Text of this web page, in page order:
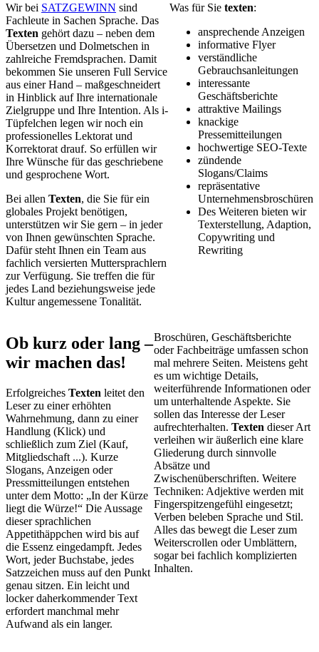
Wir bei SATZGEWINN sind
Fachleute in Sachen Sprache. Das
Texten gehört dazu – neben dem
Übersetzen und Dolmetschen in
zahlreiche Fremdsprachen. Damit
bekommen Sie unseren Full Service
aus einer Hand – maßgeschneidert
in Hinblick auf Ihre internationale
Zielgruppe und Ihre Intention. Als i-
Tüpfelchen legen wir noch ein
professionelles Lektorat und
Korrektorat drauf. So erfüllen wir
Ihre Wünsche für das geschriebene
und gesprochene Wort.
Bei allen Texten, die Sie für ein
globales Projekt benötigen,
unterstützen wir Sie gern – in jeder
von Ihnen gewünschten Sprache.
Dafür steht Ihnen ein Team aus
fachlich versierten Muttersprachlern
zur Verfügung. Sie treffen die für
jedes Land beziehungsweise jede
Kultur angemessene Tonalität.
Was für Sie texten:
ansprechende Anzeigen
informative Flyer
verständliche
Gebrauchsanleitungen
interessante
Geschäftsberichte
attraktive Mailings
knackige
Pressemitteilungen
hochwertige SEO-Texte
zündende
Slogans/Claims
repräsentative
Unternehmensbroschüren
Des Weiteren bieten wir
Texterstellung, Adaption,
Copywriting und
Rewriting
Ob kurz oder lang –
wir machen das!
Erfolgreiches Texten leitet den
Leser zu einer erhöhten
Wahrnehmung, dann zu einer
Handlung (Klick) und
schließlich zum Ziel (Kauf,
Mitgliedschaft ...). Kurze
Slogans, Anzeigen oder
Pressmitteilungen entstehen
unter dem Motto: „In der Kürze
liegt die Würze!“ Die Aussage
dieser sprachlichen
Appetithäppchen wird bis auf
die Essenz eingedampft. Jedes
Wort, jeder Buchstabe, jedes
Satzzeichen muss auf den Punkt
genau sitzen. Ein leicht und
locker daherkommender Text
erfordert manchmal mehr
Aufwand als ein langer.
Broschüren, Geschäftsberichte
oder Fachbeiträge umfassen schon
mal mehrere Seiten. Meistens geht
es um wichtige Details,
weiterführende Informationen oder
um unterhaltende Aspekte. Sie
sollen das Interesse der Leser
aufrechterhalten. Texten dieser Art
verleihen wir äußerlich eine klare
Gliederung durch sinnvolle
Absätze und
Zwischenüberschriften. Weitere
Techniken: Adjektive werden mit
Fingerspitzengefühl eingesetzt;
Verben beleben Sprache und Stil.
Alles das bewegt die Leser zum
Weiterscrollen oder Umblättern,
sogar bei fachlich komplizierten
Inhalten.